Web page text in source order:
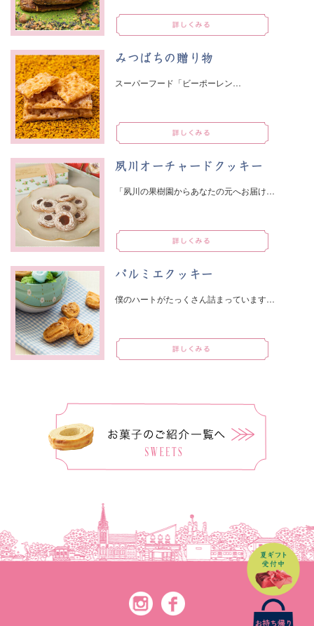
みつばちの贈り物
スーパーフード「ビーポーレン…
夙川オーチャードクッキー
「夙川の果樹園からあなたの元へお届け…
パルミエクッキー
僕のハートがたっくさん詰まっています…